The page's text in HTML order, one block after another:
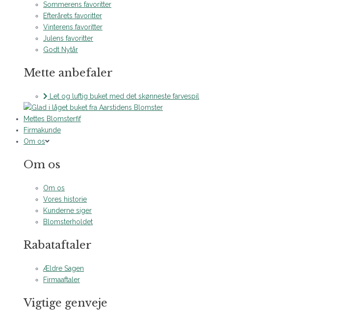
Sommerens favoritter
Efterårets favoritter
Vinterens favoritter
Julens favoritter
Godt Nytår
Mette anbefaler
Let og luftig buket med det skønneste farvespil
Mettes Blomsterfif
Firmakunde
Om os
Om os
Om os
Vores historie
Kunderne siger
Blomsterholdet
Rabataftaler
Ældre Sagen
Firmaaftaler
Vigtige genveje